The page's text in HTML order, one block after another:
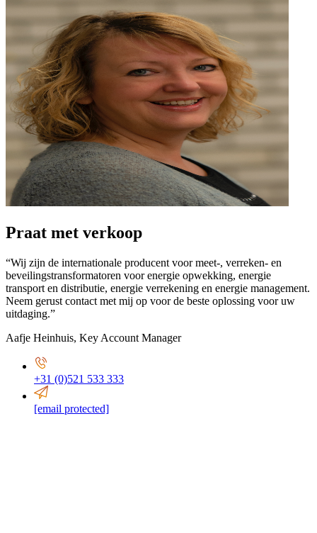
Praat met verkoop
“Wij zijn de internationale producent voor meet-, verreken- en
beveilingstransformatoren voor energie opwekking, energie
transport en distributie, energie verrekening en energie management.
Neem gerust contact met mij op voor de beste oplossing voor uw
uitdaging.”
Aafje Heinhuis, Key Account Manager
+31 (0)521 533 333
[email protected]